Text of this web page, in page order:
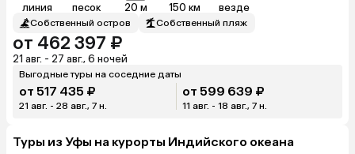
линия песок 20 м 150 км везде
Собственный остров Собственный пляж
от 462 397 ₽
21 авг. - 27 авг., 6 ночей
Выгодные туры на соседние даты
от 517 435 ₽
21 авг. - 28 авг., 7 н.
от 599 639 ₽
11 авг. - 18 авг., 7 н.
Туры из Уфы на курорты Индийского океана